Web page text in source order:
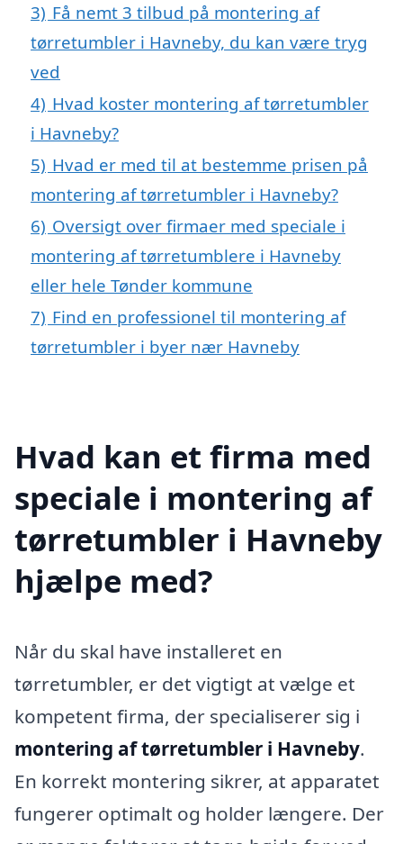
3) Få nemt 3 tilbud på montering af
tørretumbler i Havneby, du kan være tryg
ved
4) Hvad koster montering af tørretumbler
i Havneby?
5) Hvad er med til at bestemme prisen på
montering af tørretumbler i Havneby?
6) Oversigt over firmaer med speciale i
montering af tørretumblere i Havneby
eller hele Tønder kommune
7) Find en professionel til montering af
tørretumbler i byer nær Havneby
Hvad kan et firma med
speciale i montering af
tørretumbler i Havneby
hjælpe med?
Når du skal have installeret en
tørretumbler, er det vigtigt at vælge et
kompetent firma, der specialiserer sig i
montering af tørretumbler i Havneby.
En korrekt montering sikrer, at apparatet
fungerer optimalt og holder længere. Der